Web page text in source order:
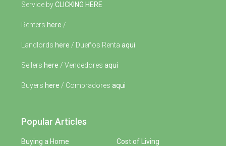
Service byCLICKING HERE
Renters here /
Landlords here / Dueños Renta aqui
Sellers here / Vendedores aqui
Buyers here / Compradores aqui
Popular Articles
Buying a Home
Cost of Living